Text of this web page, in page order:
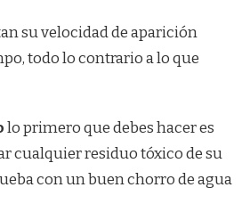
su velocidad de aparición
todo lo contrario a lo que
lo primero que debes hacer es
cualquier residuo tóxico de su
con un buen chorro de agua